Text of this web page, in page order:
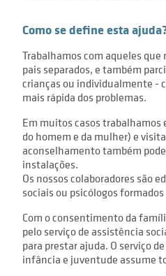
Como se define esta
Trabalhamos com aqueles
pais separados, e também
crianças ou individualmente -
mais rápida dos problemas.
Em muitos casos trabalhamos
do homem e da mulher) e
aconselhamento também
instalações.
Os nossos colaboradores são
sociais ou psicólogos
Com o consentimento da
pelo serviço de assistência
para prestar ajuda. O serviço
infância e juventude assume